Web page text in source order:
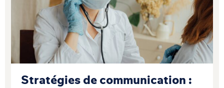
Stratégies de communication :